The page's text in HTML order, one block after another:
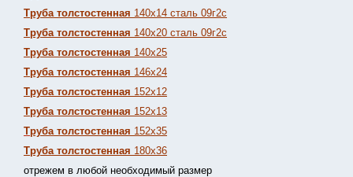
Труба толстостенная 140х14 сталь 09г2с
Труба толстостенная 140х20 сталь 09г2с
Труба толстостенная 140х25
Труба толстостенная 146х24
Труба толстостенная 152х12
Труба толстостенная 152х13
Труба толстостенная 152х35
Труба толстостенная 180х36
отрежем в любой необходимый размер